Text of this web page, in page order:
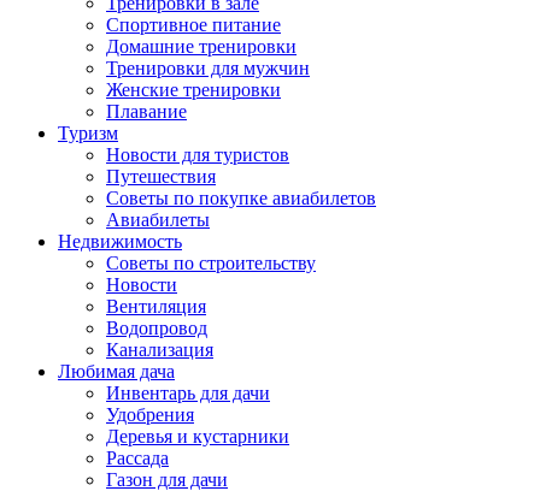
Спортивное питание
Домашние тренировки
Тренировки для мужчин
Женские тренировки
Плавание
Туризм
Новости для туристов
Путешествия
Советы по покупке авиабилетов
Авиабилеты
Недвижимость
Советы по строительству
Новости
Вентиляция
Водопровод
Канализация
Любимая дача
Инвентарь для дачи
Удобрения
Деревья и кустарники
Рассада
Газон для дачи